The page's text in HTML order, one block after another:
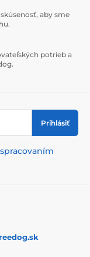
aby sme
potrieb a
Prihlásiť
spracovaním